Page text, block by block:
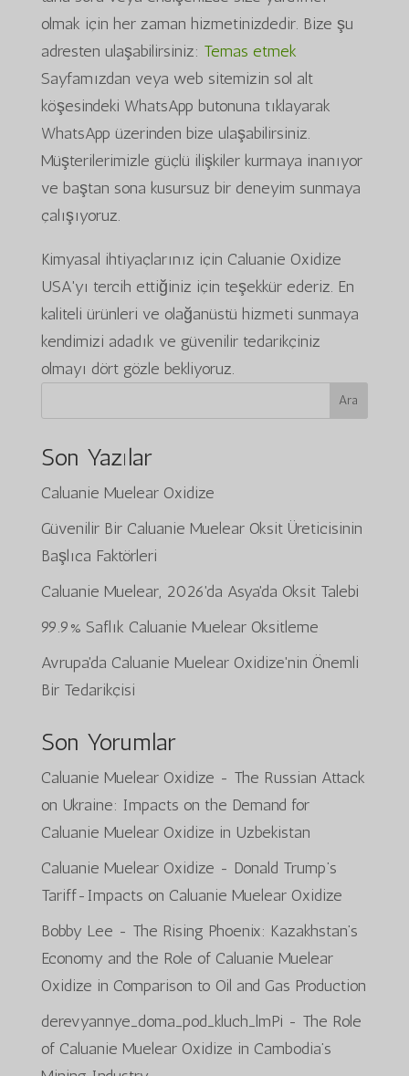
olmak için her zaman hizmetinizdedir. Bize şu
adresten ulaşabilirsiniz: Temas etmek
Sayfamızdan veya web sitemizin sol alt
köşesindeki WhatsApp butonuna tıklayarak
WhatsApp üzerinden bize ulaşabilirsiniz.
Müşterilerimizle güçlü ilişkiler kurmaya inanıyor
ve baştan sona kusursuz bir deneyim sunmaya
çalışıyoruz.
Kimyasal ihtiyaçlarınız için Caluanie Oxidize
USA'yı tercih ettiğiniz için teşekkür ederiz. En
kaliteli ürünleri ve olağanüstü hizmeti sunmaya
kendimizi adadık ve güvenilir tedarikçiniz
olmayı dört gözle bekliyoruz.
Ara
Son Yazılar
Caluanie Muelear Oxidize
Güvenilir Bir Caluanie Muelear Oksit Üreticisinin
Başlıca Faktörleri
Caluanie Muelear, 2026'da Asya'da Oksit Talebi
99.9% Saflık Caluanie Muelear Oksitleme
Avrupa'da Caluanie Muelear Oxidize'nin Önemli
Bir Tedarikçisi
Son Yorumlar
Caluanie Muelear Oxidize - The Russian Attack
on Ukraine: Impacts on the Demand for
Caluanie Muelear Oxidize in Uzbekistan
Caluanie Muelear Oxidize - Donald Trump’s
Tariff-Impacts on Caluanie Muelear Oxidize
Bobby Lee - The Rising Phoenix: Kazakhstan’s
Economy and the Role of Caluanie Muelear
Oxidize in Comparison to Oil and Gas Production
derevyannye_doma_pod_kluch_lmPi - The Role
of Caluanie Muelear Oxidize in Cambodia’s